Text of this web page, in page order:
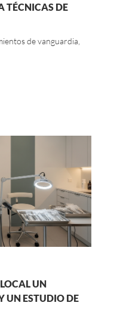
TÉCNICAS DE
de vanguardia,
UN
UN ESTUDIO DE